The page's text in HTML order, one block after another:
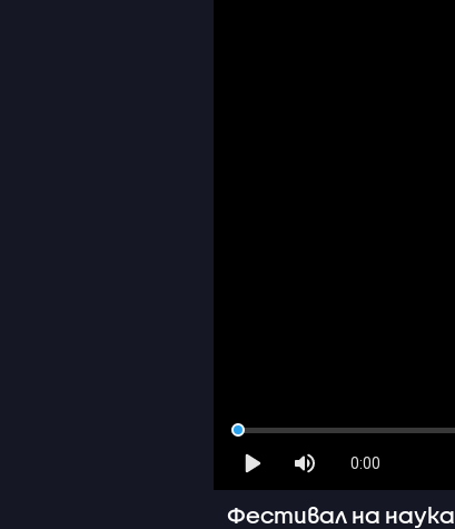
0:00
Фестивал на